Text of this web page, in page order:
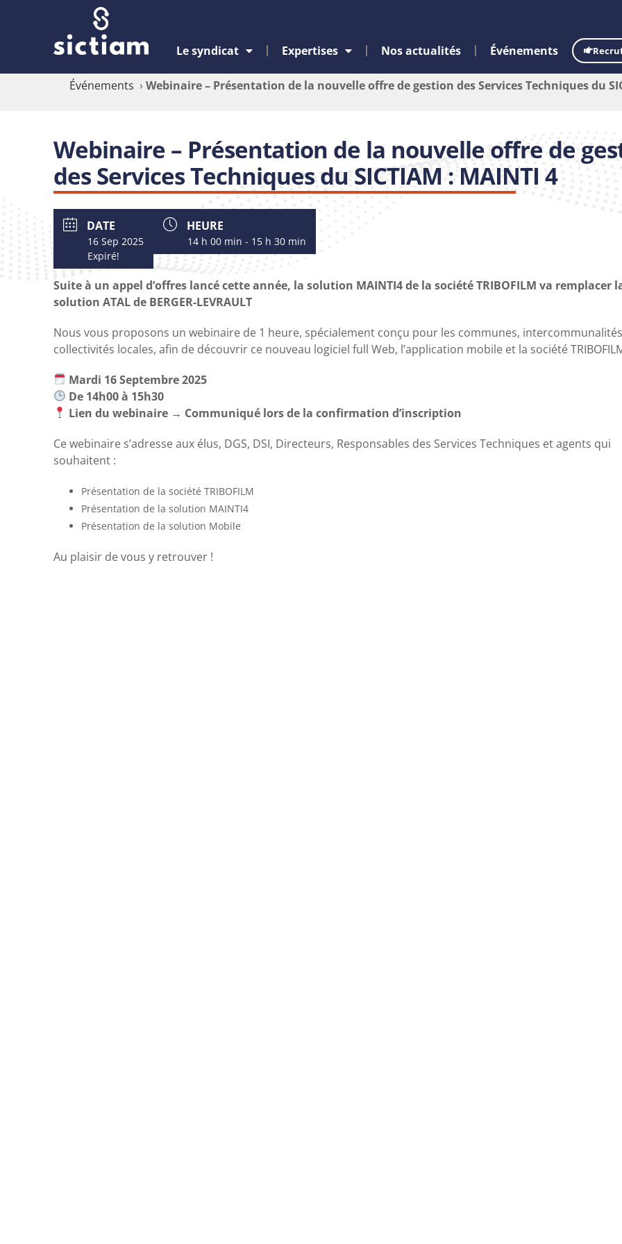
Le syndicat Expertises Nos actualités Événements
Événements › Webinaire – Présentation de la nouvelle offre de gestion des Services Techniques du
Webinaire – Présentation de la nouvelle offre de
des Services Techniques du SICTIAM : MAINTI 4
DATE
16 Sep 2025
Expiré!
HEURE
14 h 00 min - 15 h 30 min
Suite à un appel d’offres lancé cette année, la solution MAINTI4 de la société TRIBOFILM va remplacer
solution ATAL de BERGER-LEVRAULT
Nous vous proposons un webinaire de 1 heure, spécialement conçu pour les communes,
collectivités locales, afin de découvrir ce nouveau logiciel full Web, l’application mobile et la société
Mardi 16 Septembre 2025
De 14h00 à 15h30
Lien du webinaire → Communiqué lors de la confirmation d’inscription
Ce webinaire s’adresse aux élus, DGS, DSI, Directeurs, Responsables des Services Techniques et agents qui
souhaitent :
Présentation de la société TRIBOFILM
Présentation de la solution MAINTI4
Présentation de la solution Mobile
Au plaisir de vous y retrouver !